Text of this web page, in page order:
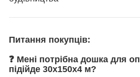
Питання покупців:
❓ Мені потрібна дошка для
підійде 30х150х4 м?